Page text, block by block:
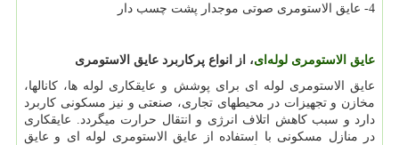
4- عایق الاستومری صوتی موجدار پشت چسب دار
عایق الاستومری لوله‌ای، از انواع پرکاربرد عایق الاستومری
عایق الاستومری لوله ای برای پوشش و عایقکاری لوله ها، کانالها،
مخازن و تجهیزات در محیطهای تجاری، صنعتی و نیز مسکونی کاربرد
دارد و سبب کاهش اتلاف انرژی و انتقال حرارت میگردد. عایقکاری
در منازل مسکونی با استفاده از عایق الاستومری لوله ای و عایق